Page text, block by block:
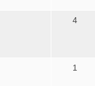
4
1